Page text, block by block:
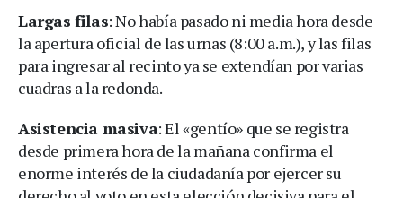
Largas filas: No había pasado ni media hora desde
la apertura oficial de las urnas (8:00 a.m.), y las filas
para ingresar al recinto ya se extendían por varias
cuadras a la redonda.
Asistencia masiva: El «gentío» que se registra
desde primera hora de la mañana confirma el
enorme interés de la ciudadanía por ejercer su